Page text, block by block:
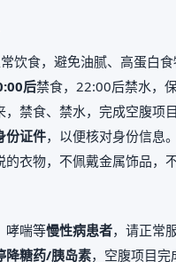
饮食，避免油腻、高蛋白
后禁食，22:00后禁水，
，禁食、禁水，完成空腹项
份证件，以便核对身份信息。
衣物，不佩戴金属饰品，
哮喘等慢性病患者，请正常
降糖药/胰岛素，空腹项目完